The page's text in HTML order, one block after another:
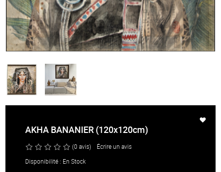
AKHA BANANIER (120x120cm)
(0 avis) Écrire un avis
Disponibilité : En Stock